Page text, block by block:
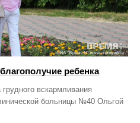
ребенка
вскармливания
больницы №40 Ольгой